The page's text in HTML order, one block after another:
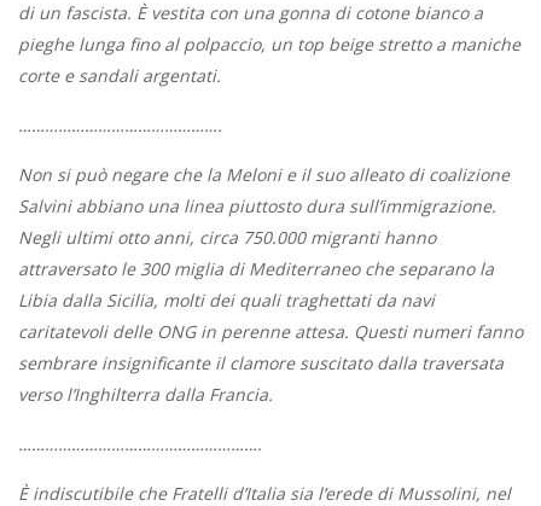
di un fascista. È vestita con una gonna di cotone bianco a
pieghe lunga fino al polpaccio, un top beige stretto a maniche
corte e sandali argentati.
……………………………………….
Non si può negare che la Meloni e il suo alleato di coalizione
Salvini abbiano una linea piuttosto dura sull’immigrazione.
Negli ultimi otto anni, circa 750.000 migranti hanno
attraversato le 300 miglia di Mediterraneo che separano la
Libia dalla Sicilia, molti dei quali traghettati da navi
caritatevoli delle ONG in perenne attesa. Questi numeri fanno
sembrare insignificante il clamore suscitato dalla traversata
verso l’Inghilterra dalla Francia.
……………………………………………….
È indiscutibile che Fratelli d’Italia sia l’erede di Mussolini, nel